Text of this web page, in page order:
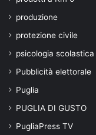
produzione
protezione civile
psicologia scolastica
Pubblicità elettorale
Puglia
PUGLIA DI GUSTO
PugliaPress TV